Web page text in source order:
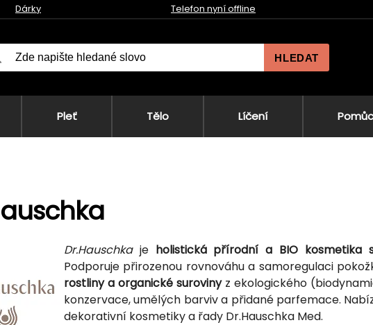
Dárky Telefon nyní offline
HLEDAT
Pleť Tělo Líčení
Dr.Hauschkaje holistická přírodní a BIO kosmetika
Podporuje přirozenou rovnováhu a samoregulaci
rostliny a organické surovinyz ekologického
konzervace, umělých barviv a přidané parfemace.
dekorativní kosmetiky a řady Dr.Hauschka Med.